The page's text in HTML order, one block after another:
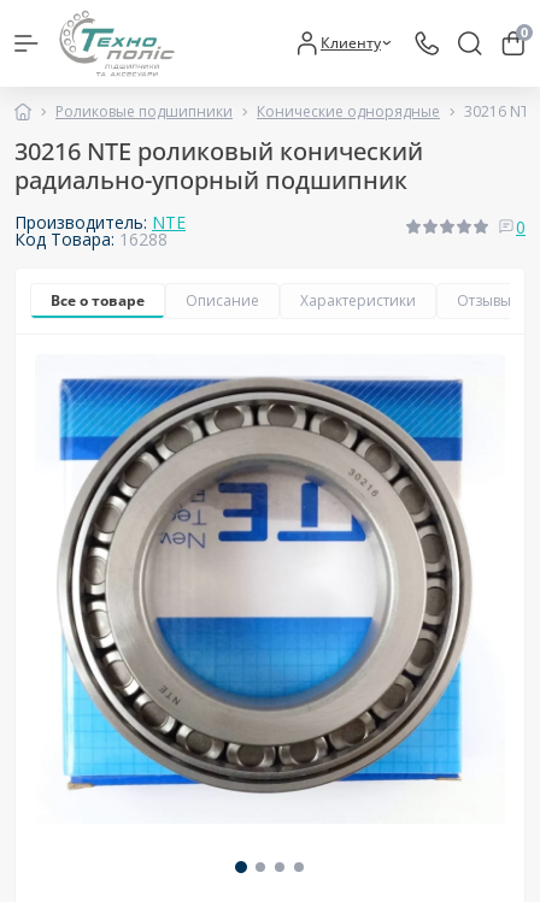
Клиенту 0
Роликовые подшипники Конические однорядные 30216
30216 NTE роликовый конический
радиально-упорный подшипник
Производитель: NTE
Код Товара: 16288
0
Все о товаре Описание Характеристики Отзывы